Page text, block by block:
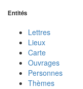
Entités
Lettres
Lieux
Carte
Ouvrages
Personnes
Thèmes